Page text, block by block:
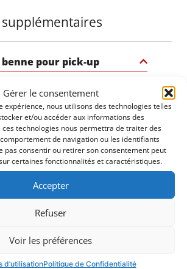
Gérer le consentement
expérience, nous utilisons des technologies telles
et/ou accéder aux informations des
technologies nous permettra de traiter des
de navigation ou les identifiants
pas consentir ou retirer son consentement peut
certaines fonctionnalités et caractéristiques.
Accepter
Refuser
Voir les préférences
d’utilisationPolitique de Confidentialité
1, Approbation #P-0780).
épaisseur de 60 à 100 microns en
électrostatiques ou de
à 190°C pour une résilience
de Neokem en matière de
environnementales garantit que
les certifications ISO
14001:2015, vous offrant un
résister à l'épreuve du temps et
camion avec la barre de roll
de Tessera4x4 – une déclaration
et de sophistication pour votre
pour pick-up
3805$